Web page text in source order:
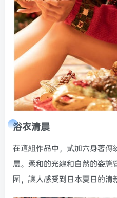
浴衣清晨
在這組作品中，貳加六身著
晨。柔和的光線和自然的姿
圍，讓人感受到日本夏日的清